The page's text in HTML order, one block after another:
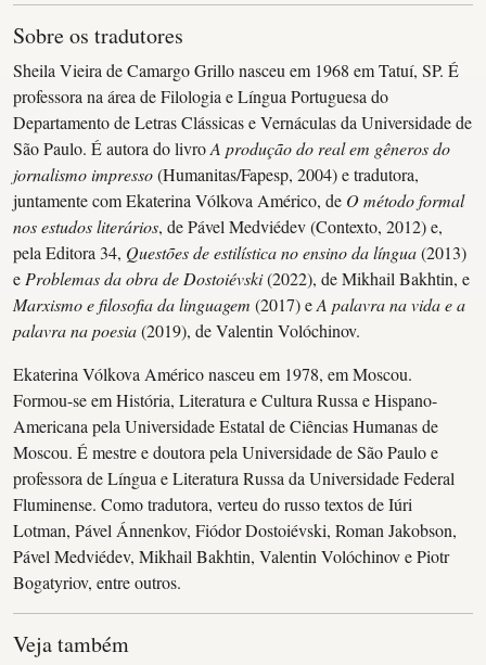
Sobre os tradutores
Sheila Vieira de Camargo Grillo nasceu em 1968 em Tatuí, SP. É
professora na área de Filologia e Língua Portuguesa do
Departamento de Letras Clássicas e Vernáculas da Universidade de
São Paulo. É autora do livroA produção do real em gêneros do
jornalismo impresso(Humanitas/Fapesp, 2004) e tradutora,
juntamente com Ekaterina Vólkova Américo, de O método formal
nos estudos literários, de Pável Medviédev (Contexto, 2012) e,
pela Editora 34, Questões de estilística no ensino da língua(2013)
e Problemas da obra de Dostoiévski(2022), de Mikhail Bakhtin, e
Marxismo e filosofia da linguagem (2017) eA palavra na vida e a
palavra na poesia(2019), de Valentin Volóchinov.
Ekaterina Vólkova Américo nasceu em 1978, em Moscou.
Formou-se em História, Literatura e Cultura Russa e Hispano-
Americana pela Universidade Estatal de Ciências Humanas de
Moscou. É mestre e doutora pela Universidade de São Paulo e
professora de Língua e Literatura Russa da Universidade Federal
Fluminense. Como tradutora, verteu do russo textos de Iúri
Lotman, Pável Ánnenkov, Fiódor Dostoiévski, Roman Jakobson,
Pável Medviédev, Mikhail Bakhtin, Valentin Volóchinov e Piotr
Bogatyriov, entre outros.
Veja também